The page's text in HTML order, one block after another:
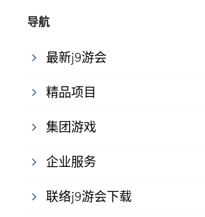
导航
最新j9游会
精品项目
集团游戏
企业服务
联络j9游会下载